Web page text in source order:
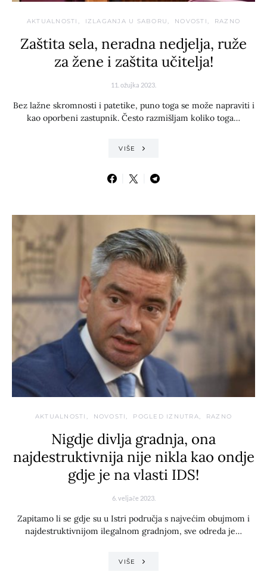
AKTUALNOSTI IZLAGANJA U SABORU NOVOSTI RAZNO
Zaštita sela, neradna nedjelja, ruže
za žene i zaštita učitelja!
11. ožujka 2023.
Bez lažne skromnosti i patetike, puno toga se može napraviti i
kao oporbeni zastupnik. Često razmišljam koliko toga…
VIŠE
AKTUALNOSTI NOVOSTI POGLED IZNUTRA RAZNO
Nigdje divlja gradnja, ona
najdestruktivnija nije nikla kao ondje
gdje je na vlasti IDS!
6. veljače 2023.
Zapitamo li se gdje su u Istri područja s najvećim obujmom i
najdestruktivnijom ilegalnom gradnjom, sve odreda je…
VIŠE